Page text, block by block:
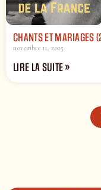
CHANTS ET MARIAGES
novembre 11, 2025
LIRE LA SUITE »